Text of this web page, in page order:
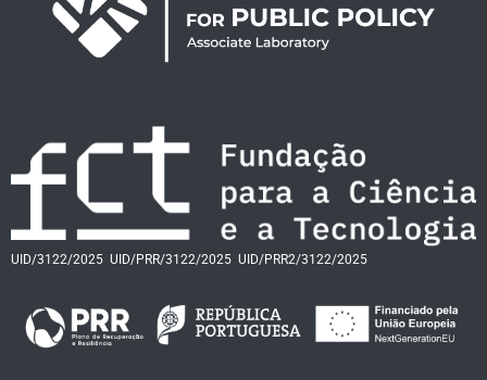
UID/3122/2025 UID/PRR/3122/2025 UID/PRR2/3122/2025